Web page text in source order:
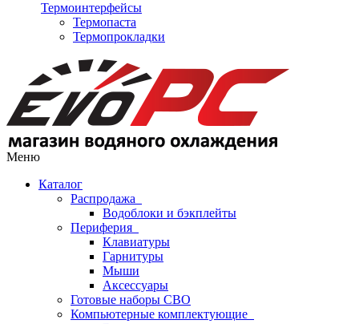
Термоинтерфейсы
Термопаста
Термопрокладки
Меню
Каталог
Распродажа
Водоблоки и бэкплейты
Периферия
Клавиатуры
Гарнитуры
Мыши
Аксессуары
Готовые наборы СВО
Компьютерные комплектующие